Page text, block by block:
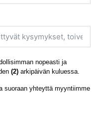
nopeasti ja
(2) arkipäivän kuluessa.
suoraan yhteyttä myyntiimme